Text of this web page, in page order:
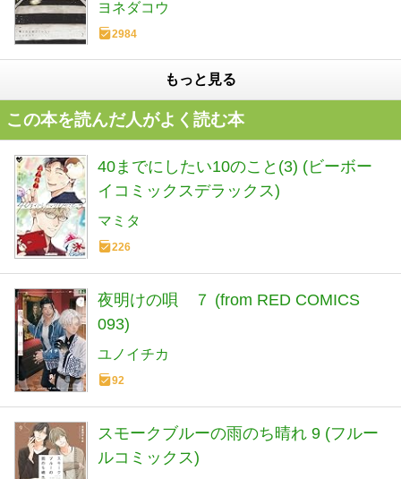
ヨネダコウ
2984
もっと見る
この本を読んだ人がよく読む本
40までにしたい10のこと(3) (ビーボー
イコミックスデラックス)
マミタ
226
夜明けの唄 ７ (from RED COMICS
093)
ユノイチカ
92
スモークブルーの雨のち晴れ 9 (フルー
ルコミックス)